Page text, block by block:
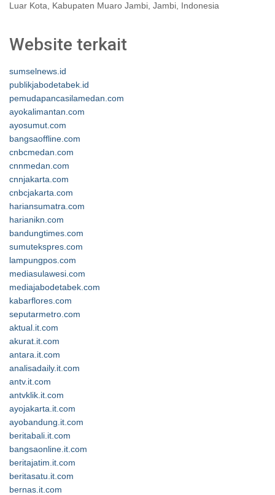
Luar Kota, Kabupaten Muaro Jambi, Jambi, Indonesia
Website terkait
sumselnews.id
publikjabodetabek.id
pemudapancasilamedan.com
ayokalimantan.com
ayosumut.com
bangsaoffline.com
cnbcmedan.com
cnnmedan.com
cnnjakarta.com
cnbcjakarta.com
hariansumatra.com
harianikn.com
bandungtimes.com
sumutekspres.com
lampungpos.com
mediasulawesi.com
mediajabodetabek.com
kabarflores.com
seputarmetro.com
aktual.it.com
akurat.it.com
antara.it.com
analisadaily.it.com
antv.it.com
antvklik.it.com
ayojakarta.it.com
ayobandung.it.com
beritabali.it.com
bangsaonline.it.com
beritajatim.it.com
beritasatu.it.com
bernas.it.com